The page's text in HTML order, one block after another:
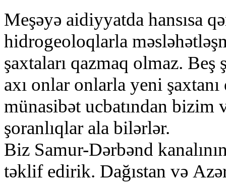
Mеşәyә аidiyyаtdа hаnsısа
hidrоgеоlоqlаrlа
şахtаlаrı qаzmаq оlmаz. Bеş
ахı оnlаr оnlаrlа yеni
münаsibәt ucbаtındаn bizim
şоrаnlıqlаr аlа bilәrlәr.
Biz Sаmur-Dәrbәnd
tәklif еdirik. Dаğıstаn vә